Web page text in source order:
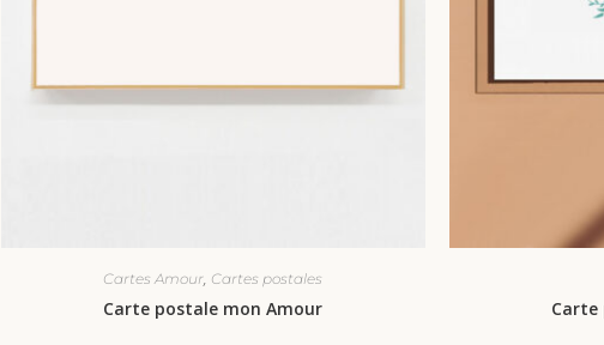
Cartes Amour, Cartes postales
Carte postale mon Amour Carte